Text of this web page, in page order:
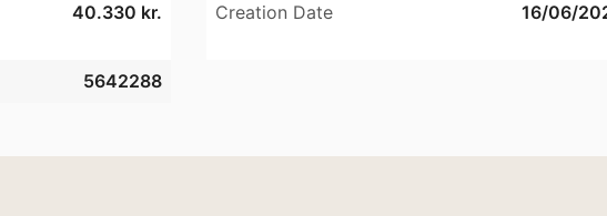
40.330 kr.
Creation Date 16/06/
5642288